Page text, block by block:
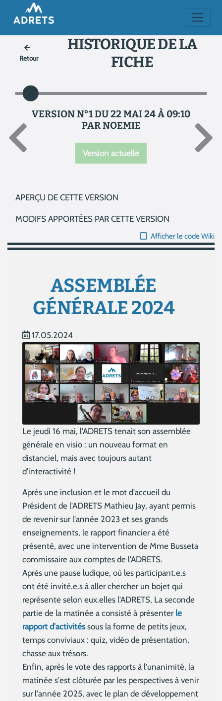
Retour
HISTORIQUE DE LA
FICHE
VERSION N°1 DU 22 MAI 24 À 09:10
PAR NOEMIE
Version actuelle
APERÇU DE CETTE VERSION
MODIFS APPORTÉES PAR CETTE VERSION
Afficher le code Wiki
ASSEMBLÉE
GÉNÉRALE 2024
17.05.2024
Le jeudi 16 mai, l'ADRETS tenait son assemblée
générale en visio : un nouveau format en
distanciel, mais avec toujours autant
d'interactivité !
Après une inclusion et le mot d'accueil du
Président de l'ADRETS Mathieu Jay, ayant permis
de revenir sur l'année 2023 et ses grands
enseignements, le rapport financier a été
présenté, avec une intervention de Mme Busseta
commissaire aux comptes de l'ADRETS.
Après une pause ludique, où les participant.e.s
ont été invité.e.s à aller chercher un bojet qui
représente selon eux.elles l'ADRETS, La seconde
partie de la matinée a consisté à présenter le
rapport d'activitéssous la forme de petits jeux,
temps conviviaux : quiz, vidéo de présentation,
chasse aux trésors.
Enfin, après le vote des rapports à l'unanimité, la
matinée s'est clôturée par les perspectives à venir
sur l'année 2025, avec le plan de développement